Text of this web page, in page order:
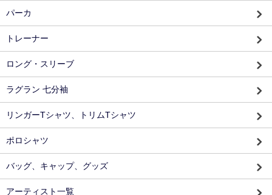
パーカ
トレーナー
ロング・スリーブ
ラグラン 七分袖
リンガーTシャツ、トリムTシャツ
ポロシャツ
バッグ、キャップ、グッズ
アーティスト一覧